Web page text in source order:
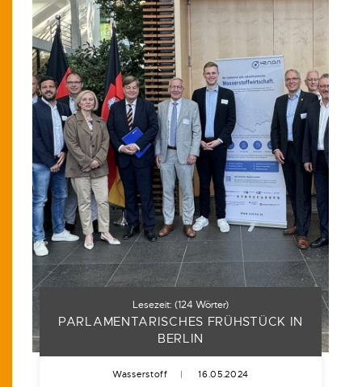
Lesezeit:(124 Wörter)
PARLAMENTARISCHES FRÜHSTÜCK IN
BERLIN
Wasserstoff | 16.05.2024